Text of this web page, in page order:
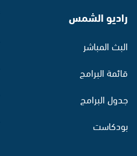
راديو الشمس
البث المباشر
قائمة البرامج
جدول البرامج
بودكاست